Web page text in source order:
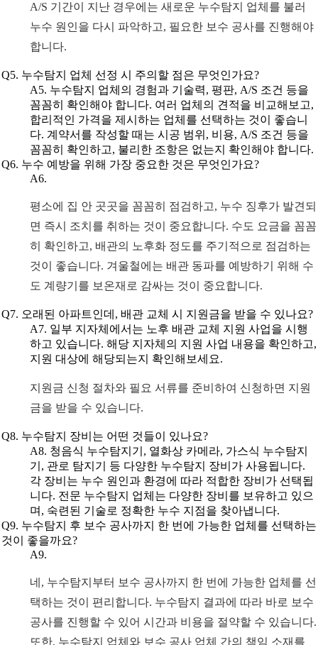
A/S 기간이 지난 경우에는 새로운 누수탐지 업체를 불러
누수 원인을 다시 파악하고, 필요한 보수 공사를 진행해야
합니다.
Q5. 누수탐지 업체 선정 시 주의할 점은 무엇인가요?
A5. 누수탐지 업체의 경험과 기술력, 평판, A/S 조건 등을
꼼꼼히 확인해야 합니다. 여러 업체의 견적을 비교해보고,
합리적인 가격을 제시하는 업체를 선택하는 것이 좋습니
다. 계약서를 작성할 때는 시공 범위, 비용, A/S 조건 등을
꼼꼼히 확인하고, 불리한 조항은 없는지 확인해야 합니다.
Q6. 누수 예방을 위해 가장 중요한 것은 무엇인가요?
A6.
평소에 집 안 곳곳을 꼼꼼히 점검하고, 누수 징후가 발견되
면 즉시 조치를 취하는 것이 중요합니다. 수도 요금을 꼼꼼
히 확인하고, 배관의 노후화 정도를 주기적으로 점검하는
것이 좋습니다. 겨울철에는 배관 동파를 예방하기 위해 수
도 계량기를 보온재로 감싸는 것이 중요합니다.
Q7. 오래된 아파트인데, 배관 교체 시 지원금을 받을 수 있나요?
A7. 일부 지자체에서는 노후 배관 교체 지원 사업을 시행
하고 있습니다. 해당 지자체의 지원 사업 내용을 확인하고,
지원 대상에 해당되는지 확인해보세요.
지원금 신청 절차와 필요 서류를 준비하여 신청하면 지원
금을 받을 수 있습니다.
Q8. 누수탐지 장비는 어떤 것들이 있나요?
A8. 청음식 누수탐지기, 열화상 카메라, 가스식 누수탐지
기, 관로 탐지기 등 다양한 누수탐지 장비가 사용됩니다.
각 장비는 누수 원인과 환경에 따라 적합한 장비가 선택됩
니다. 전문 누수탐지 업체는 다양한 장비를 보유하고 있으
며, 숙련된 기술로 정확한 누수 지점을 찾아냅니다.
Q9. 누수탐지 후 보수 공사까지 한 번에 가능한 업체를 선택하는
것이 좋을까요?
A9.
네, 누수탐지부터 보수 공사까지 한 번에 가능한 업체를 선
택하는 것이 편리합니다. 누수탐지 결과에 따라 바로 보수
공사를 진행할 수 있어 시간과 비용을 절약할 수 있습니다.
또한, 누수탐지 업체와 보수 공사 업체 간의 책임 소재를